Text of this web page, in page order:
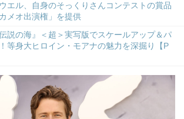
エル、自身のそっくりさんコンテストの賞品
メオ出演権」を提供
伝説の海』＜超＞実写版でスケールアップ＆パ
等身大ヒロイン・モアナの魅力を深掘り【P